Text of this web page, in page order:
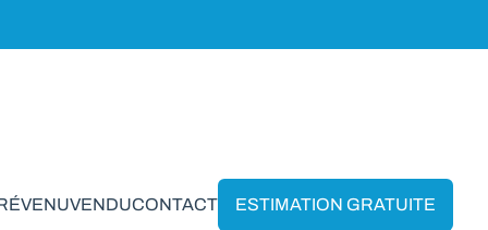
VENDUCONTACT ESTIMATION GRATUITE